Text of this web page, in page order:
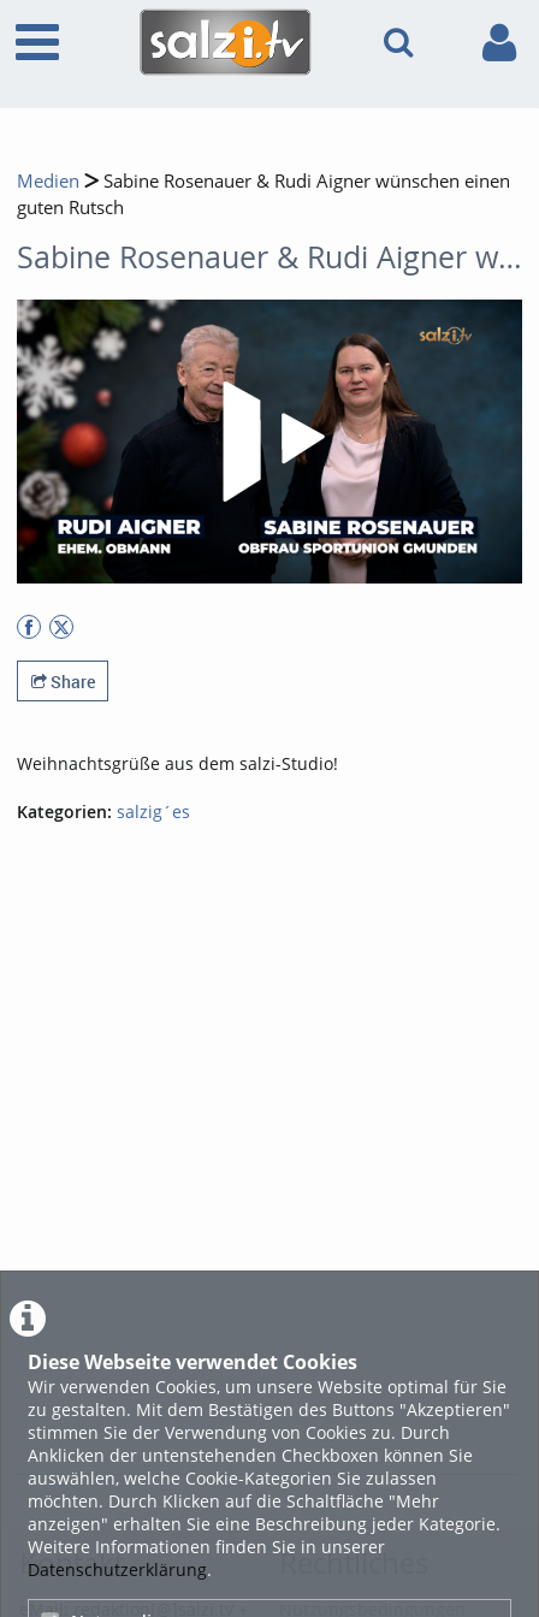
Diese Webseite verwendet Cookies
Wir verwenden Cookies, um unsere Website optimal für Sie
zu gestalten. Mit dem Bestätigen des Buttons "Akzeptieren"
stimmen Sie der Verwendung von Cookies zu. Durch
Anklicken der untenstehenden Checkboxen können Sie
auswählen, welche Cookie-Kategorien Sie zulassen
möchten. Durch Klicken auf die Schaltfläche "Mehr
anzeigen" erhalten Sie eine Beschreibung jeder Kategorie.
Weitere Informationen finden Sie in unserer
Datenschutzerklärung.
Medien
Sabine Rosenauer & Rudi Aigner wünschen einen
guten Rutsch
Sabine Rosenauer & Rudi Aigner wünschen einen guten Rutsch
Share
Weihnachtsgrüße aus dem salzi-Studio!
Kategorien: salzig´es
Kontakt
eMail: redaktion[@]salzi.tv +
Rechtliches